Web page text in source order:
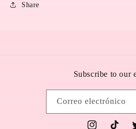
Share
Subscribe to our
Correo electrónico